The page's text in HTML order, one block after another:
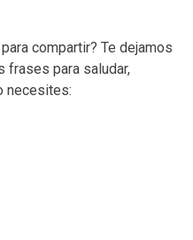
compartir? Te dejamos
frases para saludar,
necesites: